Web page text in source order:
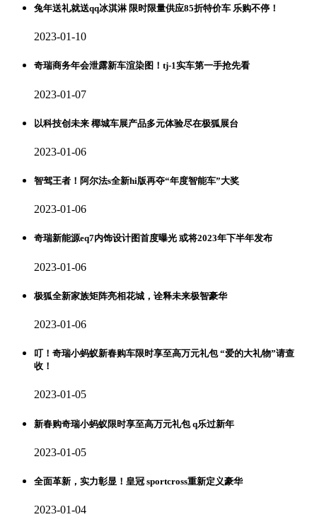
兔年送礼就送qq冰淇淋 限时限量供应85折特价车 乐购不停！
2023-01-10
奇瑞商务年会泄露新车渲染图！tj-1实车第一手抢先看
2023-01-07
以科技创未来 椰城车展产品多元体验尽在极狐展台
2023-01-06
智驾王者！阿尔法s全新hi版再夺“年度智能车”大奖
2023-01-06
奇瑞新能源eq7内饰设计图首度曝光 或将2023年下半年发布
2023-01-06
极狐全新家族矩阵亮相花城，诠释未来极智豪华
2023-01-06
叮！奇瑞小蚂蚁新春购车限时享至高万元礼包 “爱的大礼物”请查
收！
2023-01-05
新春购奇瑞小蚂蚁限时享至高万元礼包 q乐过新年
2023-01-05
全面革新，实力彰显！皇冠 sportcross重新定义豪华
2023-01-04